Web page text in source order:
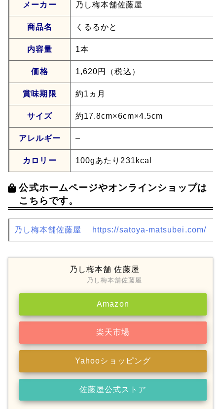
メーカー 乃し梅本舗佐藤屋
商品名 くるるかと
内容量 1本
価格 1,620円（税込）
賞味期限 約1ヵ月
サイズ 約17.8cm×6cm×4.5cm
アレルギー –
カロリー 100gあたり231kcal
公式ホームページやオンラインショップは
こちらです。
乃し梅本舗佐藤屋 https://satoya-matsubei.com/
乃し梅本舗 佐藤屋
乃し梅本舗佐藤屋
Amazon
楽天市場
Yahooショッピング
佐藤屋公式ストア